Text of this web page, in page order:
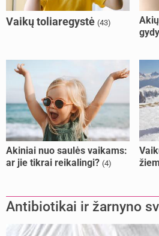
Vaikų toliaregystė (43)
Akiniai nuo saulės vaikams:
ar jie tikrai reikalingi? (4)
Antibiotikai ir žarnyno